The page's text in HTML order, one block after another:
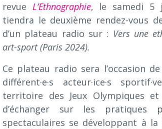
revue L’Ethnographie, le samedi 5
tiendra le deuxième rendez-vous
d’un plateau radio sur : Vers une e
art-sport (Paris 2024).
Ce plateau radio sera l’occasion
différent·e·s acteur·ice·s
territoire des Jeux Olympiques
d’échanger sur les pratiques
spectaculaires se développant à